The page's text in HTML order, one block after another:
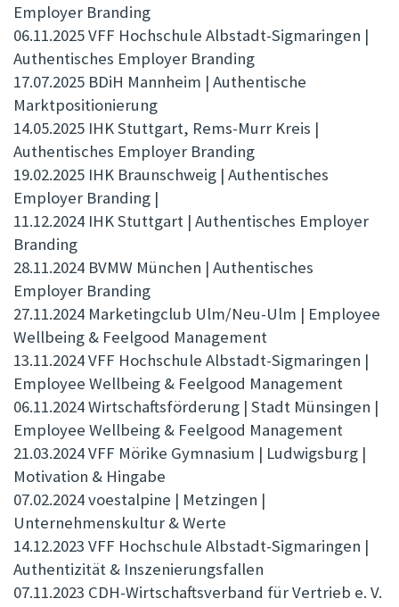
Employer Branding
06.11.2025 VFF Hochschule Albstadt-Sigmaringen |
Authentisches Employer Branding
17.07.2025 BDiH Mannheim | Authentische
Marktpositionierung
14.05.2025 IHK Stuttgart, Rems-Murr Kreis |
Authentisches Employer Branding
19.02.2025 IHK Braunschweig | Authentisches
Employer Branding |
11.12.2024 IHK Stuttgart | Authentisches Employer
Branding
28.11.2024 BVMW München | Authentisches
Employer Branding
27.11.2024 Marketingclub Ulm/Neu-Ulm | Employee
Wellbeing & Feelgood Management
13.11.2024 VFF Hochschule Albstadt-Sigmaringen |
Employee Wellbeing & Feelgood Management
06.11.2024 Wirtschaftsförderung | Stadt Münsingen |
Employee Wellbeing & Feelgood Management
21.03.2024 VFF Mörike Gymnasium | Ludwigsburg |
Motivation & Hingabe
07.02.2024 voestalpine | Metzingen |
Unternehmenskultur & Werte
14.12.2023 VFF Hochschule Albstadt-Sigmaringen |
Authentizität & Inszenierungsfallen
07.11.2023 CDH-Wirtschaftsverband für Vertrieb e. V.